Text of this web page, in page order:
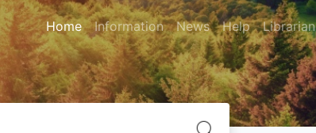
Home Information News Help Librarian